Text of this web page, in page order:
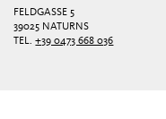
FELDGASSE 5
39025 NATURNS
TEL.+39 0473 668 036